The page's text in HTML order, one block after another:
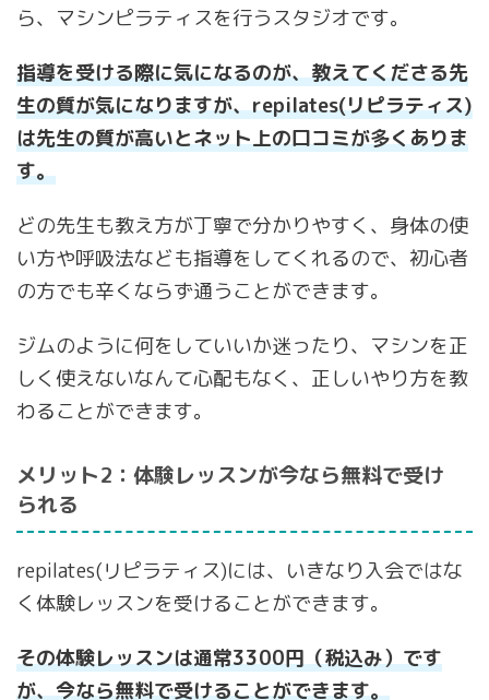
ら、マシンピラティスを行うスタジオです。
指導を受ける際に気になるのが、教えてくださる先
生の質が気になりますが、repilates(リピラティス)
は先生の質が高いとネット上の口コミが多くありま
す。
どの先生も教え方が丁寧で分かりやすく、身体の使
い方や呼吸法なども指導をしてくれるので、初心者
の方でも辛くならず通うことができます。
ジムのように何をしていいか迷ったり、マシンを正
しく使えないなんて心配もなく、正しいやり方を教
わることができます。
メリット2：体験レッスンが今なら無料で受け
られる
repilates(リピラティス)には、いきなり入会ではな
く体験レッスンを受けることができます。
その体験レッスンは通常3300円（税込み）です
が、今なら無料で受けることができます。